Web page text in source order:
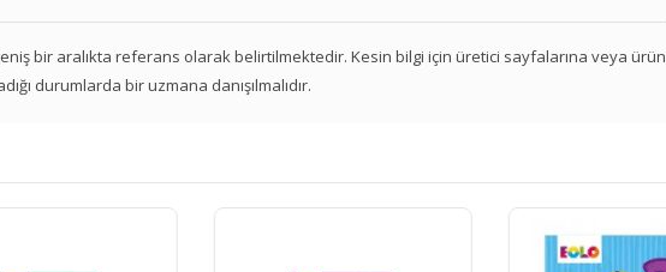
bir aralıkta referans olarak belirtilmektedir. Kesin bilgi için üretici sayfalarına veya ürün
durumlarda bir uzmana danışılmalıdır.